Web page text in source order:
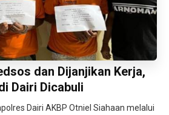
dan Dijanjikan Kerja,
Dairi Dicabuli
Dairi AKBP Otniel Siahaan melalui